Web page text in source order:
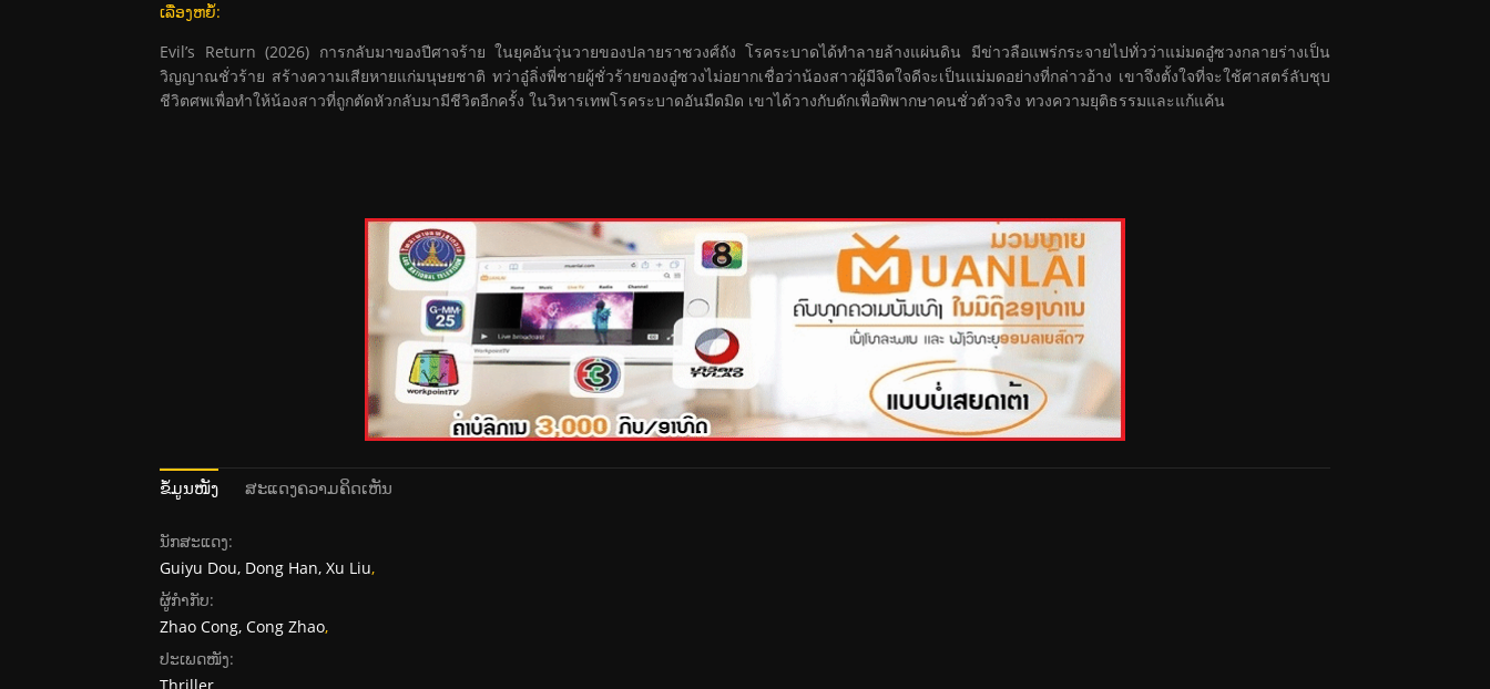
ເລື່ອງຫຍໍ້:
Evil’s Return (2026) การกลับมาของปีศาจร้าย ในยุคอันวุ่นวายของปลายราชวงศ์ถัง โรคระบาดได้ทำลายล้างแผ่นดิน มีข่าวลือแพร่กระจายไปทั่วว่าแม่มดอู๋ซวงกลายร่างเป็น
วิญญาณชั่วร้าย สร้างความเสียหายแก่มนุษยชาติ ทว่าอู๋ลิ่งพี่ชายผู้ชั่วร้ายของอู๋ซวงไม่อยากเชื่อว่าน้องสาวผู้มีจิตใจดีจะเป็นแม่มดอย่างที่กล่าวอ้าง เขาจึงตั้งใจที่จะใช้ศาสตร์ลับชุบ
ชีวิตศพเพื่อทำให้น้องสาวที่ถูกตัดหัวกลับมามีชีวิตอีกครั้ง ในวิหารเทพโรคระบาดอันมืดมิด เขาได้วางกับดักเพื่อพิพากษาคนชั่วตัวจริง ทวงความยุติธรรมและแก้แค้น
ຂໍ້ມູນໜັງ ສະແດງຄວາມຄິດເຫັນ
ນັກສະແດງ:
Guiyu Dou, Dong Han, Xu Liu,
ຜູ້ກໍາກັບ:
Zhao Cong, Cong Zhao,
ປະເພດໜັງ:
Thriller